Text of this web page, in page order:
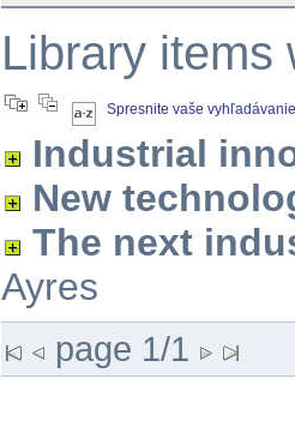
Library items
Spresnite vaše vyhľadávanie
Industrial
New
The next
Ayres
page 1/1